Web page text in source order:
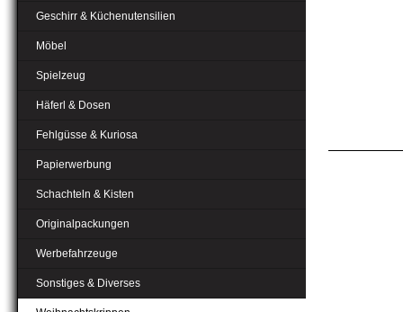
Geschirr & Küchenutensilien
Möbel
Spielzeug
Häferl & Dosen
Fehlgüsse & Kuriosa
Papierwerbung
Schachteln & Kisten
Originalpackungen
Werbefahrzeuge
Sonstiges & Diverses